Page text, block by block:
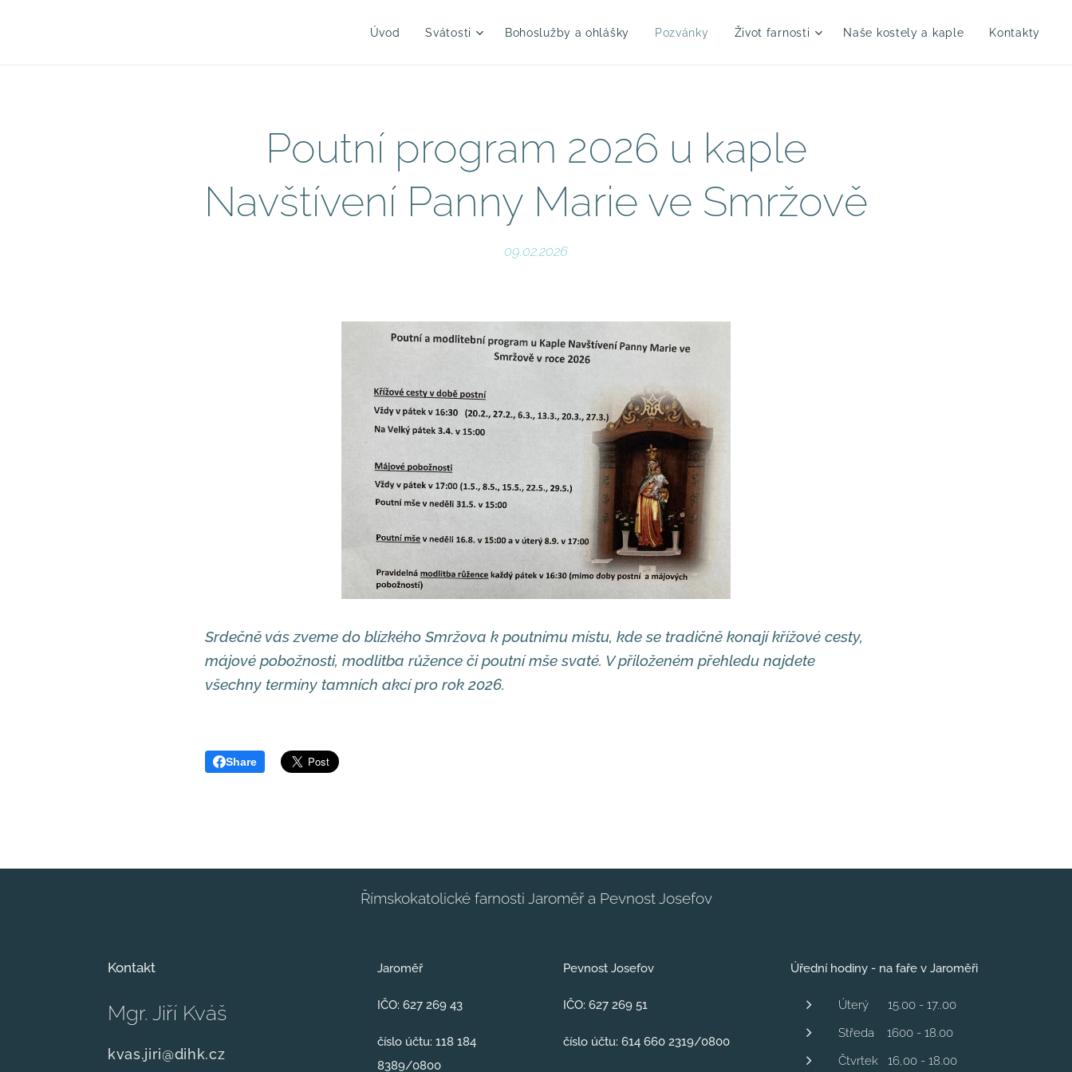
Úvod Svátosti Bohoslužby a ohlášky Pozvánky Život farnosti Naše kostely a kaple Kontakty
Poutní program 2026 u kaple
Navštívení Panny Marie ve Smržově
09.02.2026
Srdečně vás zveme do blízkého Smržova k poutnímu místu, kde se tradičně konají křížové cesty,
májové pobožnosti, modlitba růžence či poutní mše svaté. V přiloženém přehledu najdete
všechny termíny tamních akcí pro rok 2026.
Share
Římskokatolické farnosti Jaroměř a Pevnost Josefov
Kontakt
Mgr. Jiří Kváš
kvas.jiri@dihk.cz
Jaroměř
IČO: 627 269 43
číslo účtu: 118 184
8389/0800
Pevnost Josefov
IČO: 627 269 51
číslo účtu: 614 660 2319/0800
Úřední hodiny - na faře v Jaroměři
Úterý 15.00 - 17..00
Středa 1600 - 18.00
Čtvrtek 16,00 - 18.00